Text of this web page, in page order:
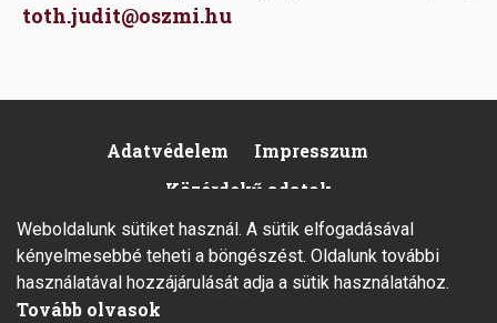
toth.judit@oszmi.hu
Footer
Adatvédelem
Impresszum
Közérdekű adatok
Weboldalunk sütiket használ. A sütik elfogadásával
kényelmesebbé teheti a böngészést. Oldalunk további
használatával hozzájárulását adja a sütik használatához.
Tovább olvasok